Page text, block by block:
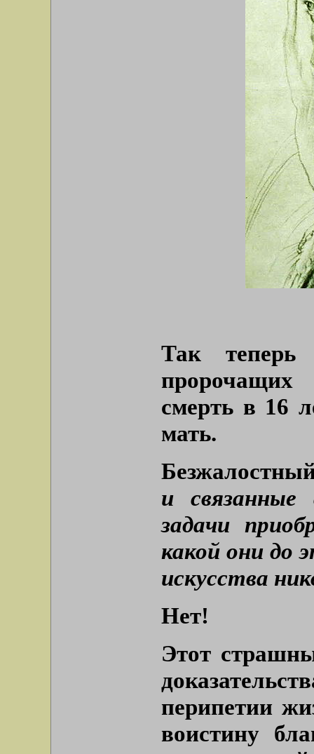
Так теперь
пророчащих
смерть в 16
мать.
и
задачи
какой они до
искусства
Нет!
Этот
перипетии
воистину